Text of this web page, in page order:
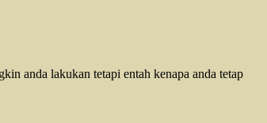
anda lakukan tetapi entah kenapa anda tetap